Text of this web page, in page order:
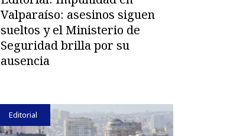
Valparaíso: asesinos siguen
sueltos y el Ministerio de
Seguridad brilla por su
ausencia
Editorial